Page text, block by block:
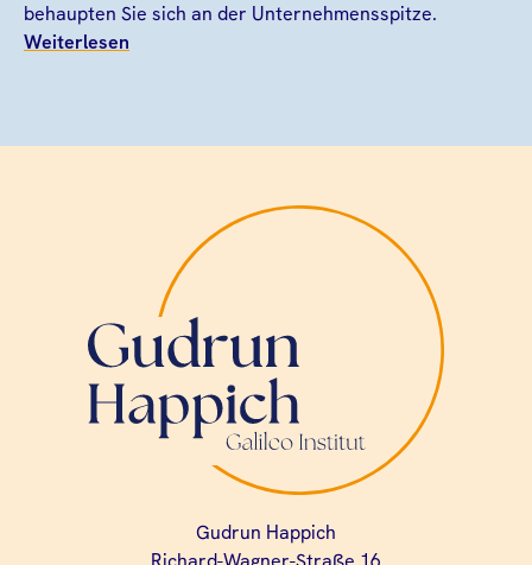
behaupten Sie sich an der Unternehmensspitze.
Weiterlesen
Gudrun Happich